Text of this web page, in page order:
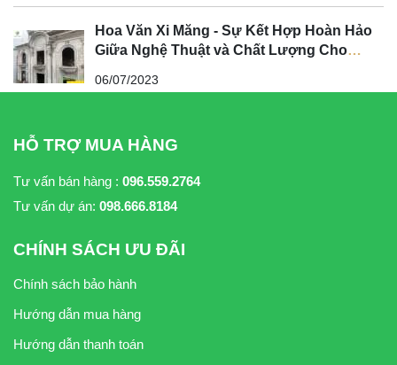
Hoa Văn Xi Măng - Sự Kết Hợp Hoàn Hảo
Giữa Nghệ Thuật và Chất Lượng Cho
06/07/2023
HỖ TRỢ MUA HÀNG
Tư vấn bán hàng : 096.559.2764
Tư vấn dự án: 098.666.8184
CHÍNH SÁCH ƯU ĐÃI
Chính sách bảo hành
Hướng dẫn mua hàng
Hướng dẫn thanh toán